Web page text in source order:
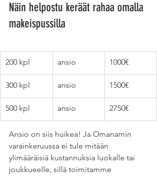
Näin helpostu keräät rahaa omalla
makeispussilla
200 kpl ansio 1000€
300 kpl ansio 1500€
500 kpl ansio 2750€
Ansio on siis huikea! Ja Omanamin
varainkeruussa ei tule mitään
ylimääräisiä kustannuksia luokalle tai
joukkueelle, sillä toimitamme